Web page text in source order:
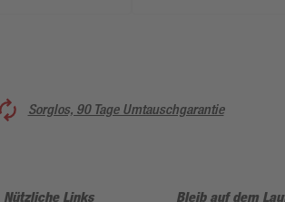
Sorglos, 90 Tage Umtauschgarantie
Nützliche Links Bleib auf dem